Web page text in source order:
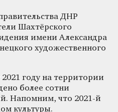
ДНР
Шахтёрского
имени Александра
художественного
году на территории
более сотни
Напомним, что 2021-й
культуры.